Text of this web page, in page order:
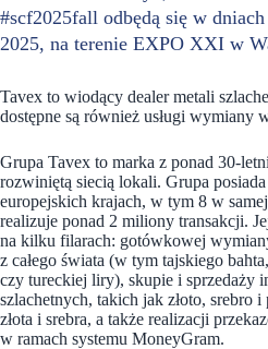
#scf2025fall odbędą się w
2025, na terenie EXPO XXI w
Tavex to wiodący dealer metali
dostępne są również usługi wymiany
Grupa Tavex to marka z ponad 30-
rozwiniętą siecią lokali. Grupa
europejskich krajach, w tym 8 w
realizuje ponad 2 miliony transakcji.
na kilku filarach: gotówkowej
z całego świata (w tym tajskiego
czy tureckiej liry), skupie i sprzedaży
szlachetnych, takich jak złoto, srebro i
złota i srebra, a także realizacji
w ramach systemu MoneyGram.